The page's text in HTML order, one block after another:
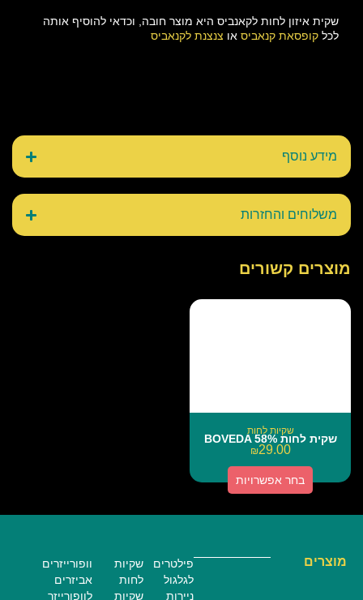
שקית איזון לחות לקאנביס היא מוצר חובה, וכדאי להוסיף אותה
לכל קופסאת קנאביס או צנצנת לקנאביס
מידע נוסף
משלוחים והחזרות
מוצרים קשורים
שקיות לחות
שקית לחות BOVEDA 58%
₪29.00
בחר אפשרויות
מוצרים
פילטרים
לגלגול
ניירות
שקיות
לחות
שקיות
וופורייזרים
אביזרים
לוופורייזר